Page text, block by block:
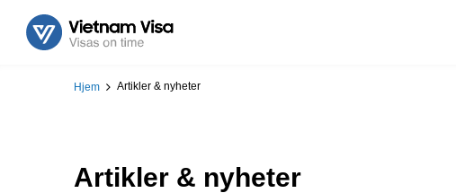
Hjem Artikler & nyheter
Artikler & nyheter